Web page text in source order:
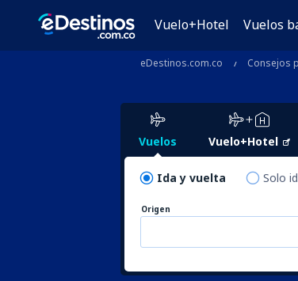
Vuelo+Hotel Vuelos
eDestinos.com.co Consejos
Vuelos Vuelo+Hotel
Ida y vuelta Solo
Origen